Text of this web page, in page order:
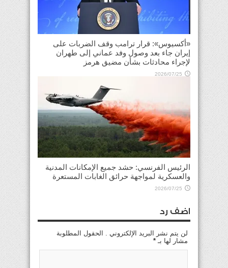
«أكسيوس»: قرار ترامب وقف الضربات على
إيران جاء بعد وصول وفد عماني إلى طهران
لإجراء محادثات بشأن مضيق هرمز
2026/07/25
الرئيس الفرنسي: حشد جميع الإمكانات المدنية
والعسكرية لمواجهة حرائق الغابات المستعرة
2026/07/25
اضف رد
لن يتم نشر البريد الإلكتروني . الحقول المطلوبة
مشار لها بـ *